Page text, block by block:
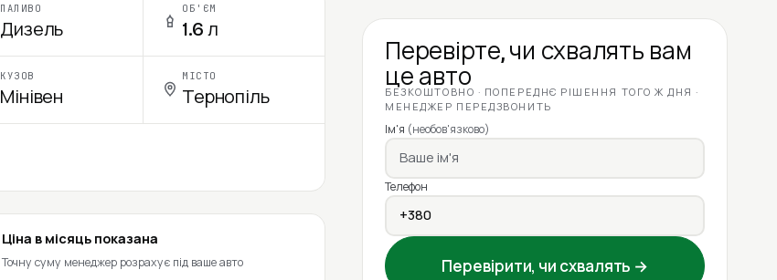
ПАЛИВО
Дизель
ОБ'ЄМ
1.6 л
КУЗОВ
Мінівен
МІСТО
Тернопіль
Ціна в місяць показана
Точну суму менеджер розрахує під ваше авто
Перевірте, чи схвалять вам
це авто
БЕЗКОШТОВНО · ПОПЕРЕДНЄ РІШЕННЯ ТОГО Ж ДНЯ ·
МЕНЕДЖЕР ПЕРЕДЗВОНИТЬ
Ім'я (необов'язково)
Телефон
Перевірити, чи схвалять →